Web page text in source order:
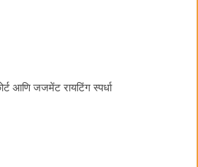
आणि जजमेंट रायटिंग स्पर्धा